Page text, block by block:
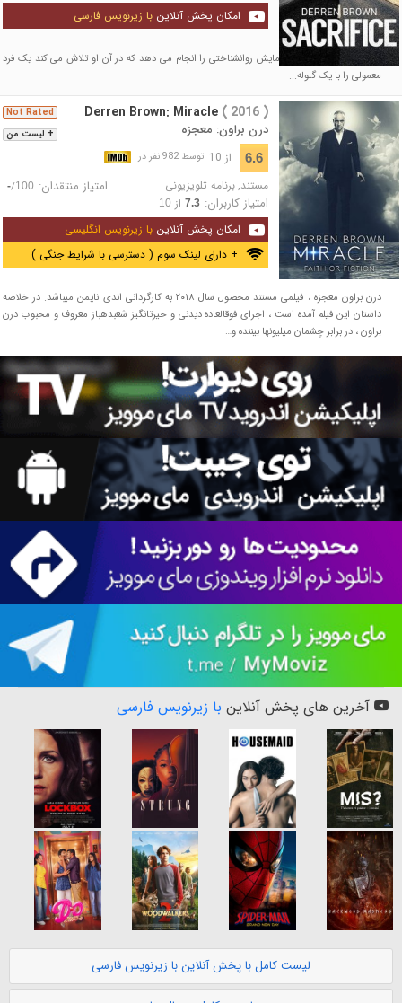
امکان پخش آنلاین با زیرنویس فارسی
شعبده‌باز درن براون یک آزمایش روانشناختی را انجام می دهد که در آن او تلاش می کند یک فرد
معمولی را با یک گلوله...
+ لیست من
Not Rated Derren Brown: Miracle ( 2016 )
درن براون: معجزه
6.6 از 10 توسط 982 نفر در
مستند, برنامه تلویزیونی امتیاز منتقدان: -/100
امتیاز کاربران: 7.3از 10
امکان پخش آنلاین با زیرنویس انگلیسی
+ دارای لینک سوم ( دسترسی با شرایط جنگی )
درن براون معجزه ، فیلمی مستند محصول سال ۲۰۱۸ به کارگردانی اندی نایمن می‎باشد. در خلاصه
داستان این فیلم آمده است ، اجرای فوق‎العاده دیدنی و حیرت‎انگیز شعبده‎باز معروف و محبوب درن
براون ، در برابر چشمان میلیون‎ها بیننده و…
آخرین های پخش آنلاین با زیرنویس فارسی
لیست کامل با پخش آنلاین با زیرنویس فارسی